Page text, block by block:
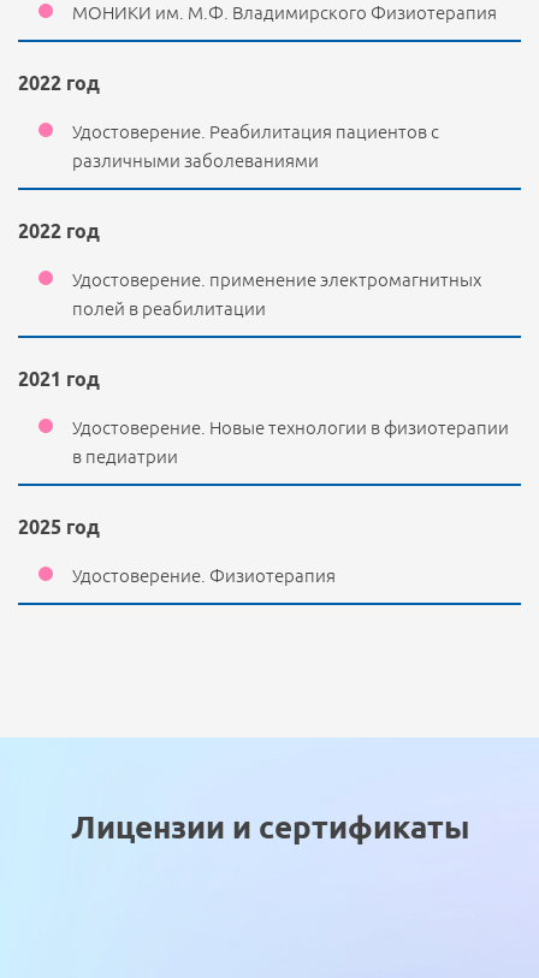
МОНИКИ им. М.Ф. Владимирского Физиотерапия
2022 год
Удостоверение. Реабилитация пациентов с
различными заболеваниями
2022 год
Удостоверение. применение электромагнитных
полей в реабилитации
2021 год
Удостоверение. Новые технологии в физиотерапии
в педиатрии
2025 год
Удостоверение. Физиотерапия
Лицензии и сертификаты